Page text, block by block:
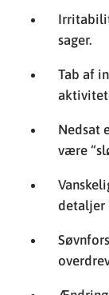
Nedsat
være
detaljer
eller